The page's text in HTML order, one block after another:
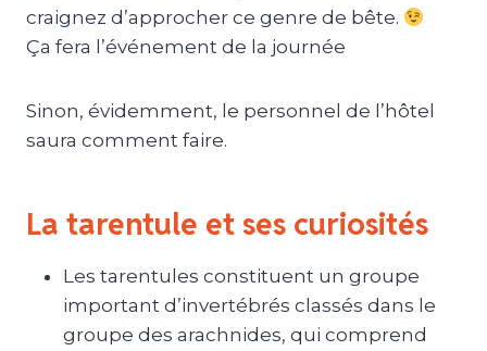
craignez d’approcher ce genre de bête.
Ça fera l’événement de la journée
Sinon, évidemment, le personnel de l’hôtel
saura comment faire.
La tarentule et ses curiosités
Les tarentules constituent un groupe
important d’invertébrés classés dans le
groupe des arachnides, qui comprend